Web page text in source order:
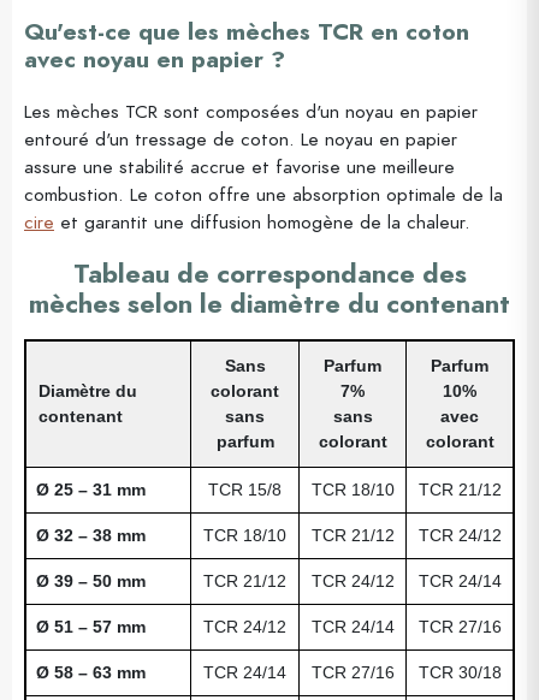
Qu'est-ce que les mèches TCR en coton
avec noyau en papier ?
Les mèches TCR sont composées d'un noyau en papier
entouré d'un tressage de coton. Le noyau en papier
assure une stabilité accrue et favorise une meilleure
combustion. Le coton offre une absorption optimale de la
cire et garantit une diffusion homogène de la chaleur.
Tableau de correspondance des
mèches selon le diamètre du contenant
Diamètre du
contenant
Sans
colorant
sans
parfum
Parfum
7%
sans
colorant
Parfum
10%
avec
colorant
Ø 25 – 31 mm TCR 15/8 TCR 18/10 TCR 21/12
Ø 32 – 38 mm TCR 18/10 TCR 21/12 TCR 24/12
Ø 39 – 50 mm TCR 21/12 TCR 24/12 TCR 24/14
Ø 51 – 57 mm TCR 24/12 TCR 24/14 TCR 27/16
Ø 58 – 63 mm TCR 24/14 TCR 27/16 TCR 30/18